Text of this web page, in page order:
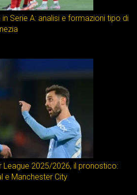
Serie A: analisi e formazioni tipo di
League 2025/2026, il pronostico:
e Manchester City